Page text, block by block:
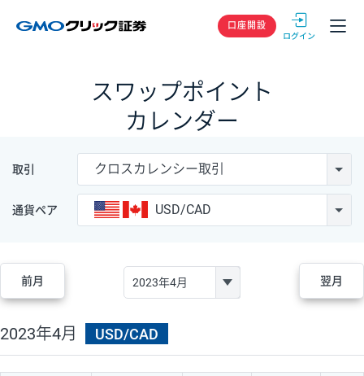
GMOクリック
口座開設
スワップポイント
カレンダー
取引 クロスカレンシー取引
通貨ペア USD/CAD
前月 翌月
2023年4月 USD/CAD